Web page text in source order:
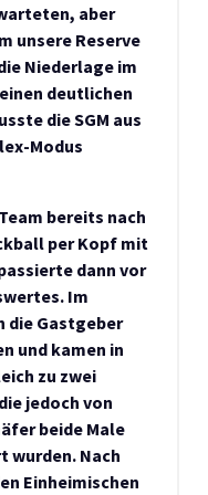
aber
unsere Reserve
Niederlage im
deutlichen
die SGM aus
Modus
bereits nach
per Kopf mit
dann vor
Im
die Gastgeber
und kamen in
zu zwei
jedoch von
beide Male
wurden. Nach
Einheimischen